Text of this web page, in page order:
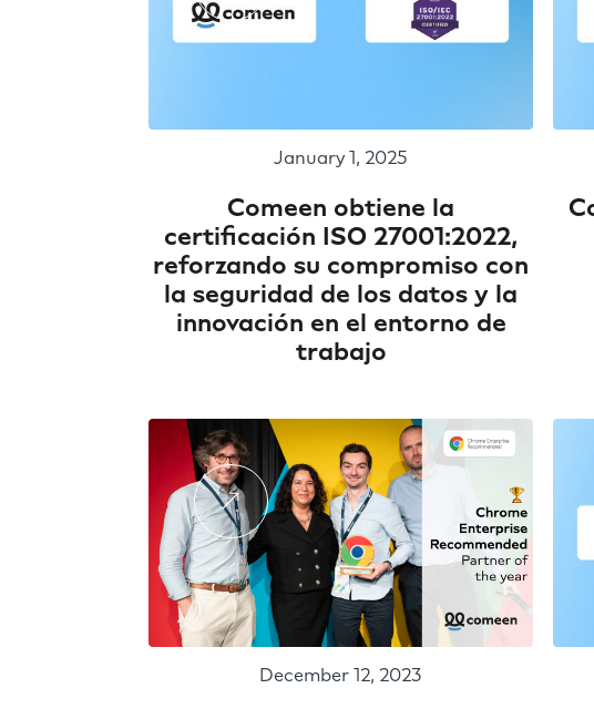
January 1, 2025
Comeen obtiene la
certificación ISO 27001:2022,
reforzando su compromiso con
la seguridad de los datos y la
innovación en el entorno de
trabajo
December 12, 2023